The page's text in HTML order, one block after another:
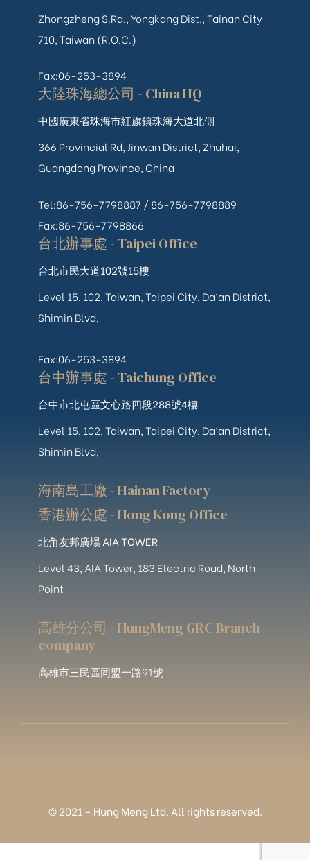
Zhongzheng S.Rd., Yongkang Dist., Tainan City
710, Taiwan (R.O.C.)
Fax:06-253-3894
大陸珠海總公司 - China HQ
中國廣東省珠海市紅旗鎮珠海大道北側
366 Provincial Rd, Jinwan District, Zhuhai,
Guangdong Province, China
Tel:86-756-7798887 / 86-756-7798889
Fax:86-756-7798866
台北辦事處 - Taipei Office
台北市民大道102號15樓
Level 15, 102, Taiwan, Taipei City, Da’an District,
Shimin Blvd,
Fax:06-253-3894
台中辦事處 - Taichung Office
台中市北屯區文心路四段288號4樓
Level 15, 102, Taiwan, Taipei City, Da’an District,
Shimin Blvd,
海南島工廠 - Hainan Factory
香港辦公處 - Hong Kong Office
北角友邦廣場 AIA TOWER
Level 43, AIA Tower, 183 Electric Road, North
Point
高雄分公司 - HungMeng GRC Branch
company
高雄市三民區同盟一路91號
© 2021 – Hung Meng Ltd. All rights reserved.